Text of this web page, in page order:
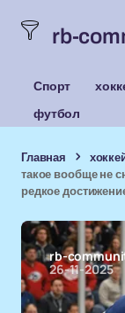
rb-
Спорт
футбол
Главная
такое вообще не
редкое
rb-
26-11-2025